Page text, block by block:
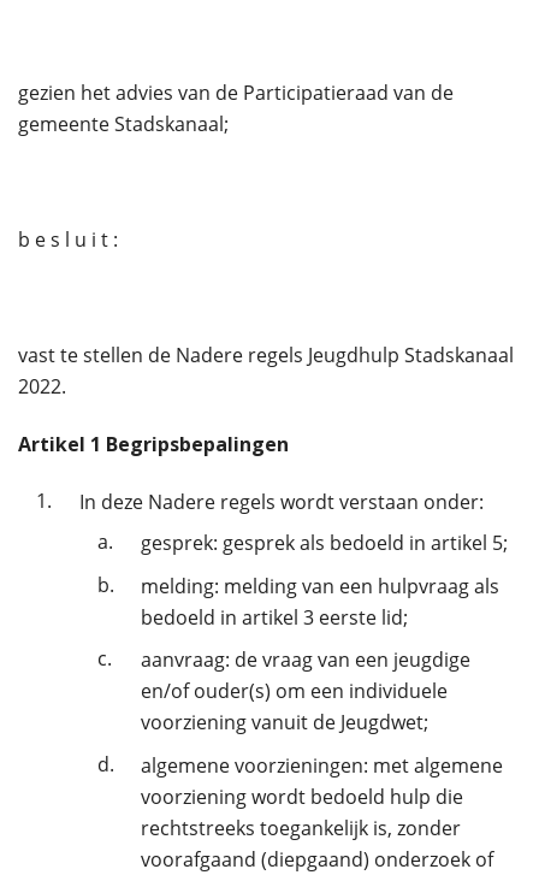
gezien het advies van de Participatieraad van de
gemeente Stadskanaal;
b e s l u i t :
vast te stellen de Nadere regels Jeugdhulp Stadskanaal
2022.
Artikel 1 Begripsbepalingen
1.
In deze Nadere regels wordt verstaan onder:
a.
gesprek: gesprek als bedoeld in artikel 5;
b.
melding: melding van een hulpvraag als
bedoeld in artikel 3 eerste lid;
c.
aanvraag: de vraag van een jeugdige
en/of ouder(s) om een individuele
voorziening vanuit de Jeugdwet;
d.
algemene voorzieningen: met algemene
voorziening wordt bedoeld hulp die
rechtstreeks toegankelijk is, zonder
voorafgaand (diepgaand) onderzoek of